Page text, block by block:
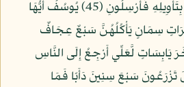
وَادَّكَرَ بَعْدَ أُمَّةٍ أَنَاْ أُنَبِّئُكُم بِتَأْوِيلِهِ فَأَرْسِلُونِ (45) يُوسُفُ أَيُّهَا
سِمَانٍ يَأْكُلُهُنَّ سَبْعٌ عِجَافٌ
لَّعَلِّي أَرْجِعُ إِلَى النَّاسِ
(46) قَالَ تَزْرَعُونَ سَبْعَ سِنِينَ دَأَبًا فَمَا